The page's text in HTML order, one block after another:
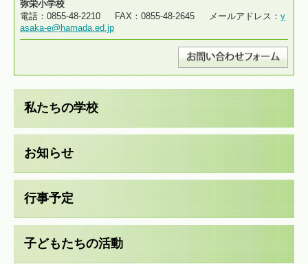
弥栄小学校
電話：0855-48-2210 FAX：0855-48-2645 メールアドレス： y
asaka-e@hamada.ed.jp
私たちの学校
お知らせ
行事予定
子どもたちの活動